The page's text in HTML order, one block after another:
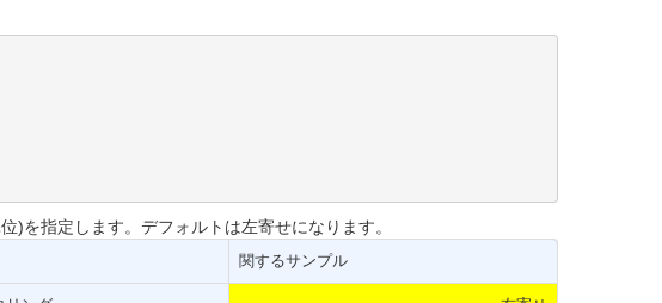
)を指定します。デフォルトは左寄せになります。
関するサンプル